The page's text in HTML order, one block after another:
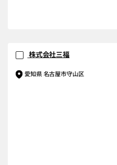
株式会社三福
愛知県 名古屋市守山区